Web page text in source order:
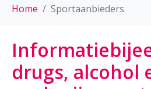
Home Sportaanbieders
drugs, alcohol